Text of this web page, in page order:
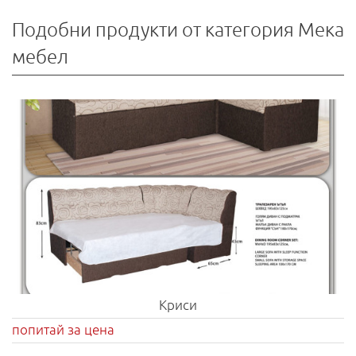
Подобни продукти от категория Мека
мебел
Криси
попитай за цена